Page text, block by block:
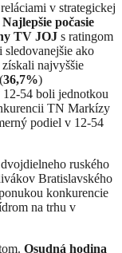
v strategickej
Najlepšie počasie
TV JOJ s ratingom
sledovanejšie ako
získali najvyššie
36,7%)
54 boli jednotkou
TN Markízy
podiel v 12-54
ruského
Bratislavského
konkurencie
na trhu v
Osudná hodina